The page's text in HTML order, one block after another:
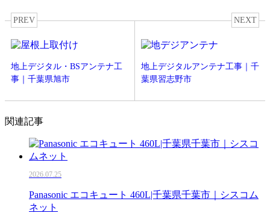
PREV
地上デジタル・BSアンテナ工
事｜千葉県旭市
NEXT
地上デジタルアンテナ工事｜千
葉県習志野市
関連記事
2026.07.25
Panasonic エコキュート 460L|千葉県千葉市｜シスコム
ネット